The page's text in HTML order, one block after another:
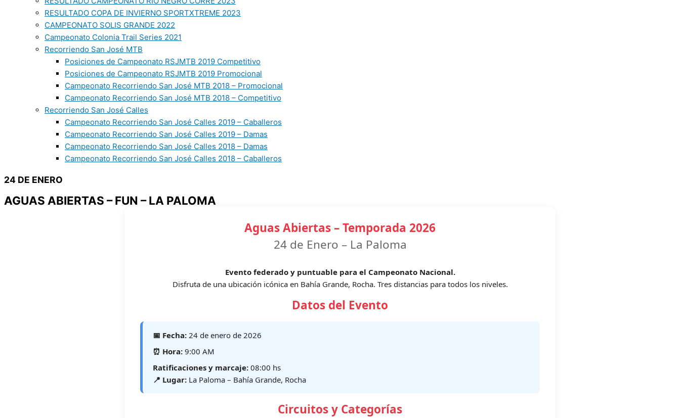
RESULTADO COPA DE INVIERNO SPORTXTREME 2023
CAMPEONATO SOLIS GRANDE 2022
Campeonato Colonia Trail Series 2021
Recorriendo San José MTB
Posiciones de Campeonato RSJMTB 2019 Competitivo
Posiciones de Campeonato RSJMTB 2019 Promocional
Campeonato Recorriendo San José MTB 2018 – Promocional
Campeonato Recorriendo San José MTB 2018 – Competitivo
Recorriendo San José Calles
Campeonato Recorriendo San José Calles 2019 – Caballeros
Campeonato Recorriendo San José Calles 2019 – Damas
Campeonato Recorriendo San José Calles 2018 – Damas
Campeonato Recorriendo San José Calles 2018 – Caballeros
24 DE ENERO
AGUAS ABIERTAS – FUN – LA PALOMA
Aguas Abiertas – Temporada 2026
24 de Enero – La Paloma
Evento federado y puntuable para el Campeonato Nacional.
Disfruta de una ubicación icónica en Bahía Grande, Rocha. Tres distancias para todos los niveles.
Datos del Evento
📅 Fecha: 24 de enero de 2026
⏰ Hora: 9:00 AM
Ratificaciones y marcaje: 08:00 hs
📍 Lugar: La Paloma – Bahía Grande, Rocha
Circuitos y Categorías